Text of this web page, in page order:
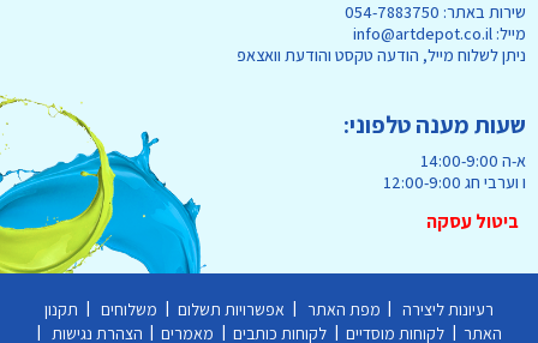
שירות באתר: 054-7883750
מייל: info@artdepot.co.il
ניתן לשלוח מייל, הודעה טקסט והודעת וואצאפ
שעות מענה טלפוני:
א-ה 14:00-9:00
ו וערבי חג 12:00-9:00
ביטול עסקה
רעיונות ליצירה | מפת האתר | אפשרויות תשלום | משלוחים | תקנון
האתר | לקוחות מוסדיים | לקוחות כותבים | מאמרים | הצהרת נגישות |